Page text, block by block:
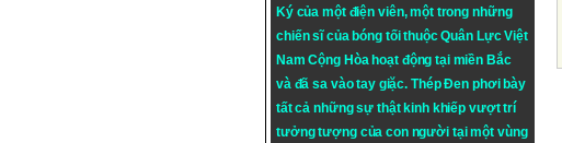
Ký của một điện viên, một trong những
chiến sĩ của bóng tối thuộc Quân Lực Việt
Nam Cộng Hòa hoạt động tại miền Bắc
và đã sa vào tay giặc. Thép Đen phơi bày
tất cả những sự thật kinh khiếp vượt trí
tưởng tượng của con người tại một vùng